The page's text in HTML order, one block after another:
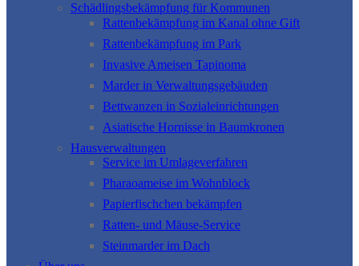
Schädlingsbekämpfung für Kommunen
Rattenbekämpfung im Kanal ohne Gift
Rattenbekämpfung im Park
Invasive Ameisen Tapinoma
Marder in Verwaltungsgebäuden
Bettwanzen in Sozialeinrichtungen
Asiatische Hornisse in Baumkronen
Hausverwaltungen
Service im Umlageverfahren
Pharaoameise im Wohnblock
Papierfischchen bekämpfen
Ratten- und Mäuse-Service
Steinmarder im Dach